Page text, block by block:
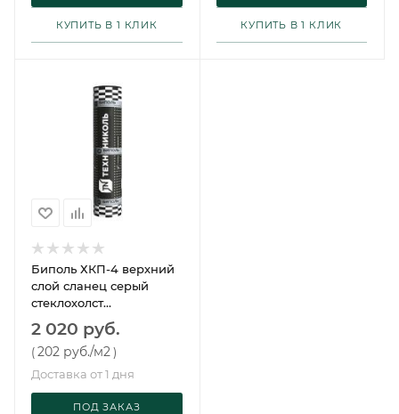
КУПИТЬ В 1 КЛИК КУПИТЬ В 1 КЛИК
Биполь ХКП-4 верхний
слой сланец серый
стеклохолст
Технониколь 10 м²
2 020 руб.
(202 руб./м2)
Доставка от 1 дня
ПОД ЗАКАЗ